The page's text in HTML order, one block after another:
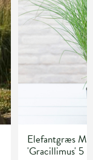
Elefantgræs
'Gracillimus' 5